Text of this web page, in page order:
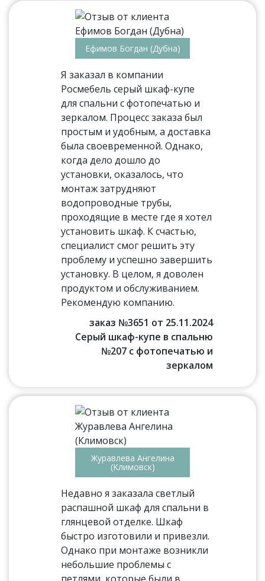
Ефимов Богдан (Дубна)
Я заказал в компании
Росмебель серый шкаф-купе
для спальни с фотопечатью и
зеркалом. Процесс заказа был
простым и удобным, а доставка
была своевременной. Однако,
когда дело дошло до
установки, оказалось, что
монтаж затрудняют
водопроводные трубы,
проходящие в месте где я хотел
установить шкаф. К счастью,
специалист смог решить эту
проблему и успешно завершить
установку. В целом, я доволен
продуктом и обслуживанием.
Рекомендую компанию.
заказ №3651 от 25.11.2024
Серый шкаф-купе в спальню
№207 с фотопечатью и
зеркалом
Журавлева Ангелина
(Климовск)
Недавно я заказала светлый
распашной шкаф для спальни в
глянцевой отделке. Шкаф
быстро изготовили и привезли.
Однако при монтаже возникли
небольшие проблемы с